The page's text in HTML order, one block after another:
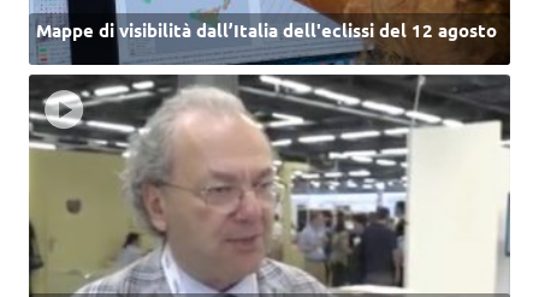
Mappe di visibilità dall’Italia dell'eclissi del 12 agosto